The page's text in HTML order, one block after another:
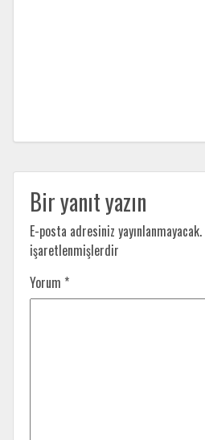
Bir yanıt yazın
E-posta adresiniz yayınlanmayacak.
işaretlenmişlerdir
Yorum *